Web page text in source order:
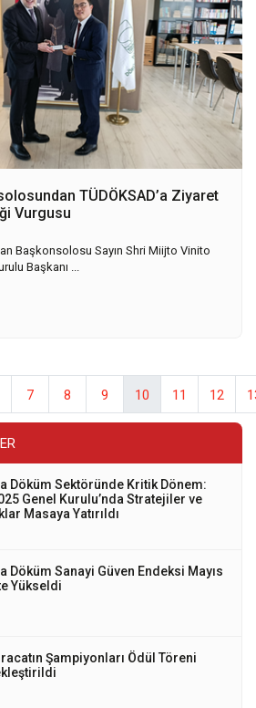
TÜDÖKSAD’a Ziyaret
Vurgusu
Başkonsolosu Sayın Shri Miijto Vinito
Başkanı ...
7 8 9 10 11 12
Döküm Sektöründe Kritik Dönem:
Genel Kurulu’nda Stratejiler ve
Masaya Yatırıldı
Döküm Sanayi Güven Endeksi Mayıs
Yükseldi
Şampiyonları Ödül Töreni